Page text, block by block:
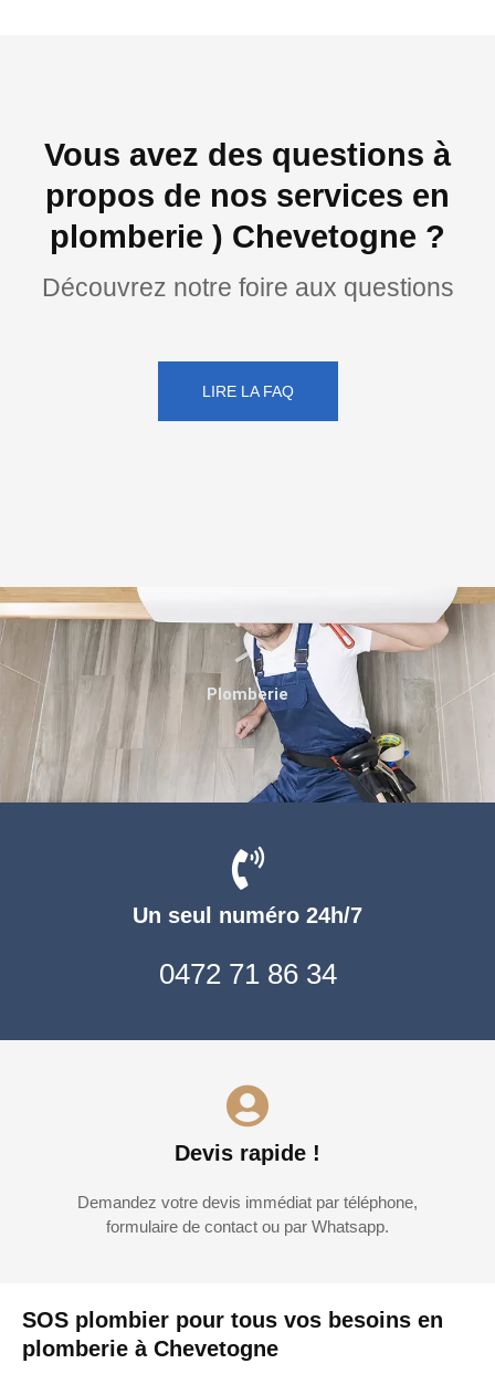
Vous avez des questions à
propos de nos services en
plomberie ) Chevetogne ?
Découvrez notre foire aux questions
LIRE LA FAQ
SOS plombier pour tous vos besoins en
plomberie à Chevetogne
Un seul numéro 24h/7
0472 71 86 34
Devis rapide !
Demandez votre devis immédiat par téléphone,
formulaire de contact ou par Whatsapp.
Plomberie